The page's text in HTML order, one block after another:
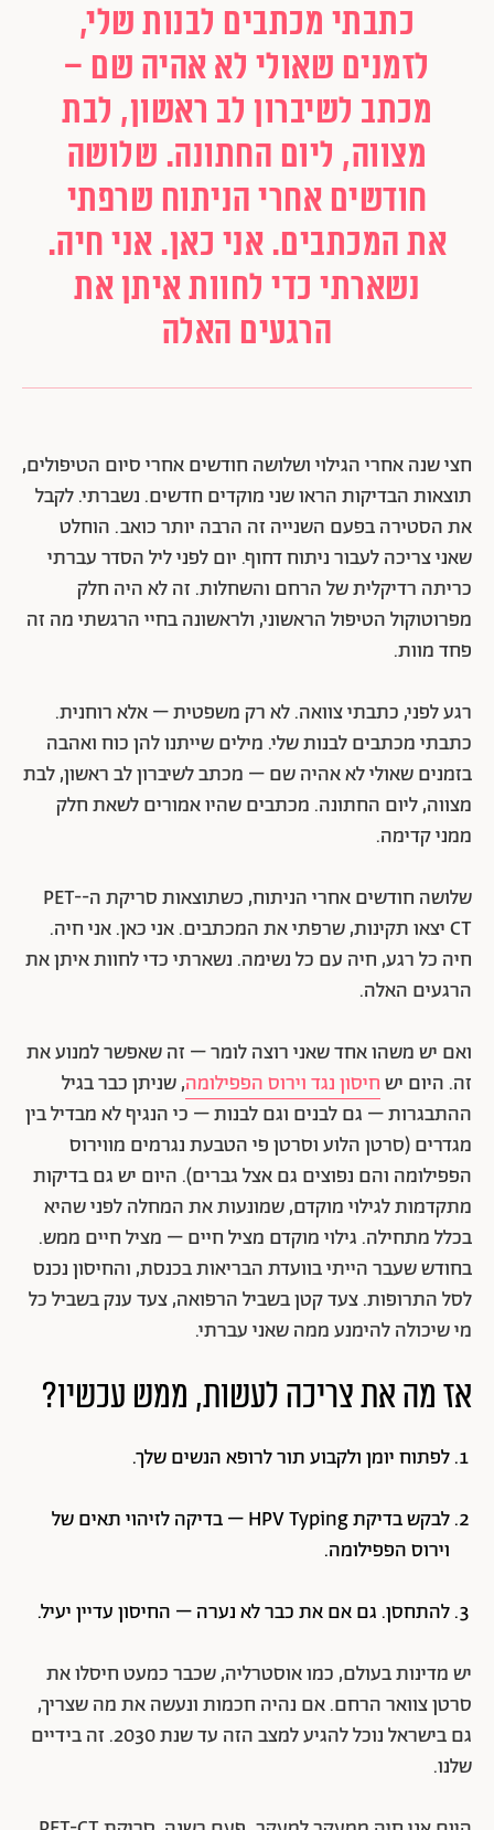
כתבתי מכתבים לבנות שלי,
לזמנים שאולי לא אהיה שם –
מכתב לשיברון לב ראשון, לבת
מצווה, ליום החתונה. שלושה
חודשים אחרי הניתוח שרפתי
את המכתבים. אני כאן. אני חיה.
נשארתי כדי לחוות איתן את
הרגעים האלה
חצי שנה אחרי הגילוי ושלושה חודשים אחרי סיום הטיפולים,
תוצאות הבדיקות הראו שני מוקדים חדשים. נשברתי. לקבל
את הסטירה בפעם השנייה זה הרבה יותר כואב. הוחלט
שאני צריכה לעבור ניתוח דחוף. יום לפני ליל הסדר עברתי
כריתה רדיקלית של הרחם והשחלות. זה לא היה חלק
מפרוטוקול הטיפול הראשוני, ולראשונה בחיי הרגשתי מה זה
פחד מוות.
רגע לפני, כתבתי צוואה. לא רק משפטית – אלא רוחנית.
כתבתי מכתבים לבנות שלי. מילים שייתנו להן כוח ואהבה
בזמנים שאולי לא אהיה שם – מכתב לשיברון לב ראשון, לבת
מצווה, ליום החתונה. מכתבים שהיו אמורים לשאת חלק
ממני קדימה.
שלושה חודשים אחרי הניתוח, כשתוצאות סריקת ה-PET-
CT יצאו תקינות, שרפתי את המכתבים. אני כאן. אני חיה.
חיה כל רגע, חיה עם כל נשימה. נשארתי כדי לחוות איתן את
הרגעים האלה.
ואם יש משהו אחד שאני רוצה לומר – זה שאפשר למנוע את
זה. היום ישחיסון נגד וירוס הפפילומה, שניתן כבר בגיל
ההתבגרות – גם לבנים וגם לבנות – כי הנגיף לא מבדיל בין
מגדרים (סרטן הלוע וסרטן פי הטבעת נגרמים מווירוס
הפפילומה והם נפוצים גם אצל גברים). היום יש גם בדיקות
מתקדמות לגילוי מוקדם, שמונעות את המחלה לפני שהיא
בכלל מתחילה. גילוי מוקדם מציל חיים – מציל חיים ממש.
בחודש שעבר הייתי בוועדת הבריאות בכנסת, והחיסון נכנס
לסל התרופות. צעד קטן בשביל הרפואה, צעד ענק בשביל כל
מי שיכולה להימנע ממה שאני עברתי.
אז מה את צריכה לעשות, ממש עכשיו?
לפתוח יומן ולקבוע תור לרופא הנשים שלך.
לבקש בדיקת HPV Typing – בדיקה לזיהוי תאים של
וירוס הפפילומה.
להתחסן. גם אם את כבר לא נערה – החיסון עדיין יעיל.
יש מדינות בעולם, כמו אוסטרליה, שכבר כמעט חיסלו את
סרטן צוואר הרחם. אם נהיה חכמות ונעשה את מה שצריך,
גם בישראל נוכל להגיע למצב הזה עד שנת 2030. זה בידיים
שלנו.